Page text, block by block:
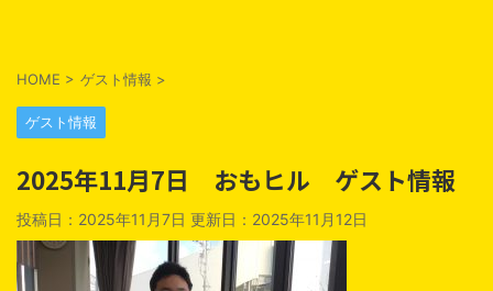
HOME > ゲスト情報 >
ゲスト情報
2025年11月7日 おもヒル ゲスト情報
投稿日：2025年11月7日 更新日： 2025年11月12日